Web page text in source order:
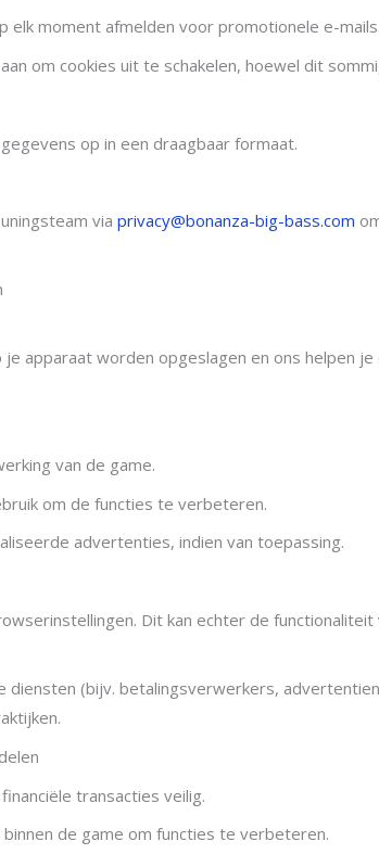
elk moment afmelden voor promotionele e-mails.
om cookies uit te schakelen, hoewel dit
op in een draagbaar formaat.
via privacy@bonanza-big-bass.com
je apparaat worden opgeslagen en ons
van de game.
om de functies te verbeteren.
advertenties, indien van toepassing.
Dit kan echter de
diensten (bijv. betalingsverwerkers,
transacties veilig.
de game om functies te verbeteren.